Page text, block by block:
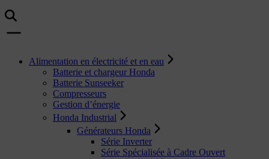
Alimentation en électricité et en eau
Batterie et chargeur Honda
Batterie Sunseeker
Compresseurs
Gestion d’énergie
Honda Industrial
Générateurs Honda
Série Inverter
Série Spécialisée à Cadre Ouvert